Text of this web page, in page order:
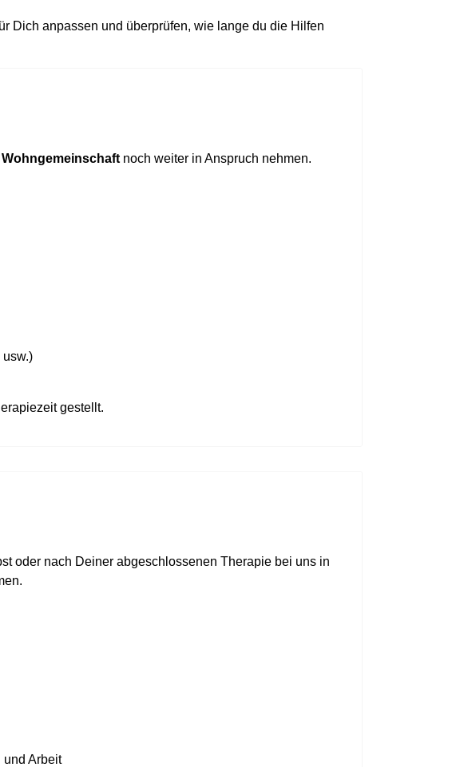
Dich anpassen und überprüfen, wie lange du die Hilfen
noch weiter in Anspruch nehmen.
gestellt.
oder nach Deiner abgeschlossenen Therapie bei uns in
und Arbeit